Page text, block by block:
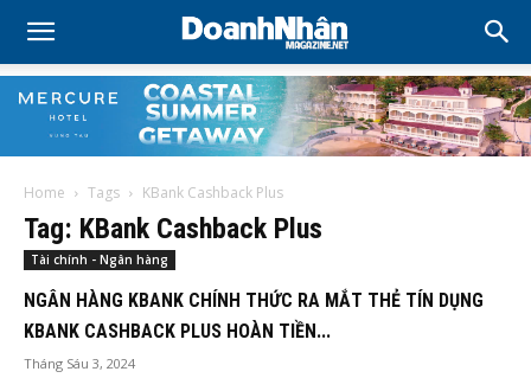
Home Tags KBank Cashback Plus
Tag: KBank Cashback Plus
Tài chính - Ngân hàng
NGÂN HÀNG KBANK CHÍNH THỨC RA MẮT THẺ TÍN DỤNG
KBANK CASHBACK PLUS HOÀN TIỀN...
Tháng Sáu 3, 2024